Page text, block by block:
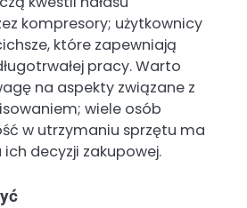
kompresory; użytkownicy
które zapewniają
pracy. Warto
na aspekty związane z
wiele osób
w utrzymaniu sprzętu ma
decyzji zakupowej.